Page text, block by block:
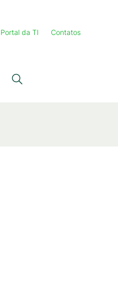
Portal da TI Contatos